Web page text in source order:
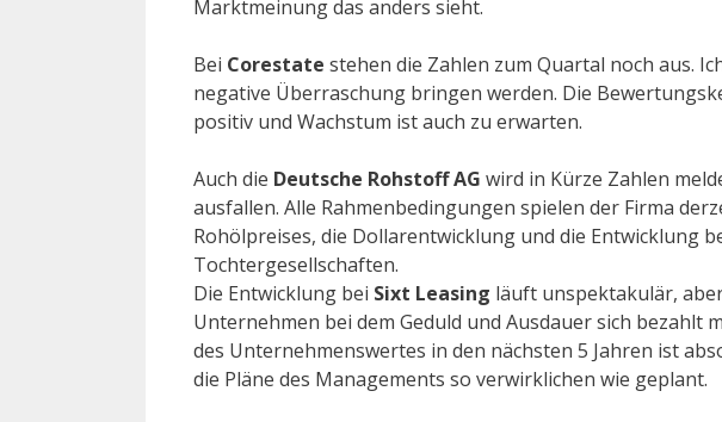
Marktmeinung das anders sieht.
Bei Corestate stehen die Zahlen zum Quartal noch aus.
negative Überraschung bringen werden. Die
positiv und Wachstum ist auch zu erwarten.
Auch die Deutsche Rohstoff AG wird in Kürze Zahlen
ausfallen. Alle Rahmenbedingungen spielen der Firma
Rohölpreises, die Dollarentwicklung und die Entwicklung
Tochtergesellschaften.
Die Entwicklung bei Sixt Leasing läuft unspektakulär,
Unternehmen bei dem Geduld und Ausdauer sich bezahlt
des Unternehmenswertes in den nächsten 5 Jahren ist
die Pläne des Managements so verwirklichen wie geplant.